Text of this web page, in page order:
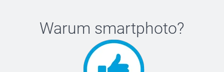
Warum smartphoto?